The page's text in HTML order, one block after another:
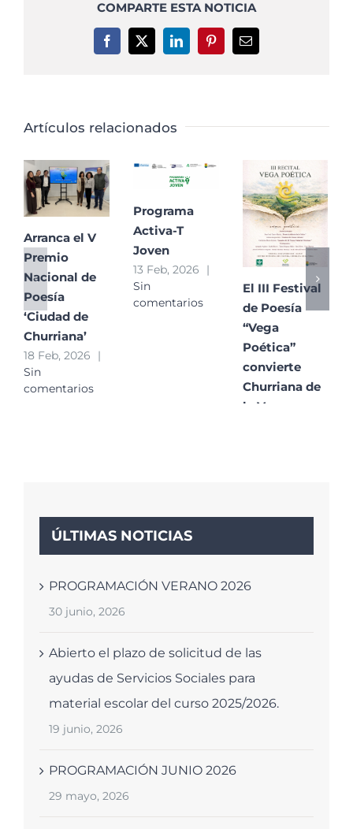
COMPARTE ESTA NOTICIA
Facebook
X LinkedInPinterestCorreo
electrónico
Artículos relacionados
Arranca el V
Premio
Nacional de
Poesía
‘Ciudad de
Churriana’
18 Feb, 2026
|
Sin
comentarios
Programa
Activa-T
Joven
13 Feb, 2026
|
Sin
comentarios
El III Festival
de Poesía
“Vega
Poética”
convierte
Churriana de
la Vega en un
Sin
ÚLTIMAS NOTICIAS
PROGRAMACIÓN VERANO 2026
30 junio, 2026
Abierto el plazo de solicitud de las
ayudas de Servicios Sociales para
material escolar del curso 2025/2026.
19 junio, 2026
PROGRAMACIÓN JUNIO 2026
29 mayo, 2026